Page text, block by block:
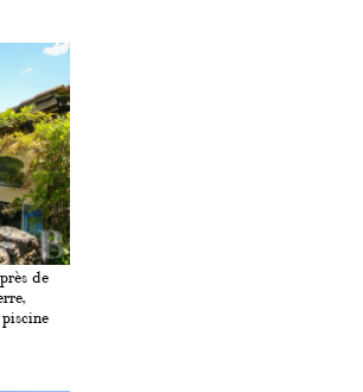
de